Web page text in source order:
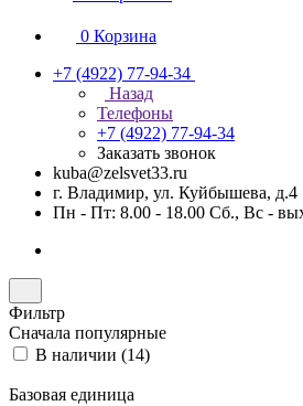
0 Корзина
+7 (4922) 77-94-34
Назад
Телефоны
+7 (4922) 77-94-34
Заказать звонок
kuba@zelsvet33.ru
г. Владимир, ул. Куйбышева, д.4
Пн - Пт: 8.00 - 18.00 Сб., Вс -
Фильтр
Сначала популярные
В наличии (14)
Базовая единица